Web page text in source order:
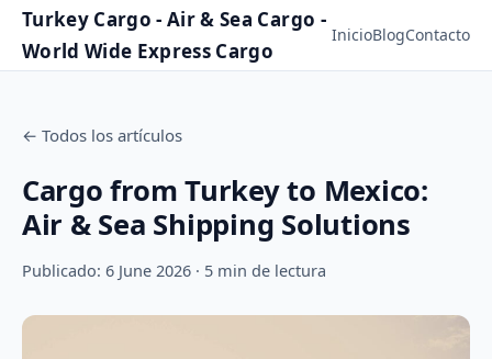
Turkey Cargo - Air & Sea Cargo -
World Wide Express Cargo
InicioBlogContacto
← Todos los artículos
Cargo from Turkey to Mexico:
Air & Sea Shipping Solutions
Publicado: 6 June 2026 · 5 min de lectura